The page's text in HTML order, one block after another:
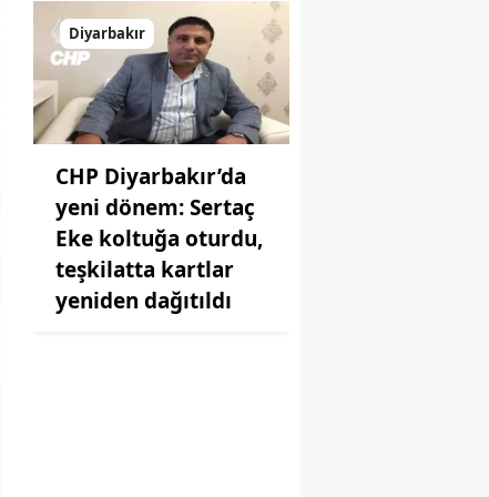
Diyarbakır
CHP Diyarbakır’da
yeni dönem: Sertaç
Eke koltuğa oturdu,
teşkilatta kartlar
yeniden dağıtıldı